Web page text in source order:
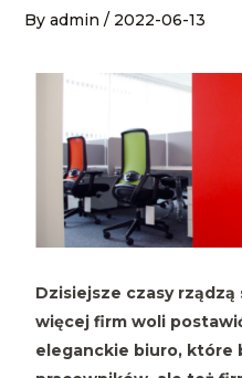
By admin / 2022-06-13
Dzisiejsze czasy rządzą
więcej firm woli
eleganckie biuro, które